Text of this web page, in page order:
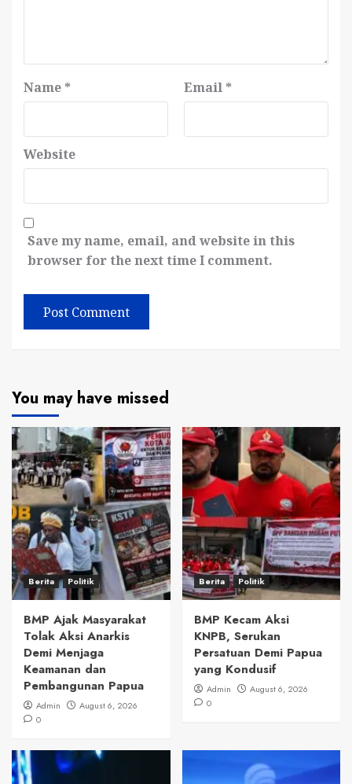
Name * Email *
Website
Save my name, email, and website in this
browser for the next time I comment.
You may have missed
Berita Politik
BMP Ajak Masyarakat
Tolak Aksi Anarkis
Demi Menjaga
Keamanan dan
Pembangunan Papua
Admin
August 6, 2026
0
Berita Politik
BMP Kecam Aksi
KNPB, Serukan
Persatuan Demi Papua
yang Kondusif
Admin
August 6, 2026
0